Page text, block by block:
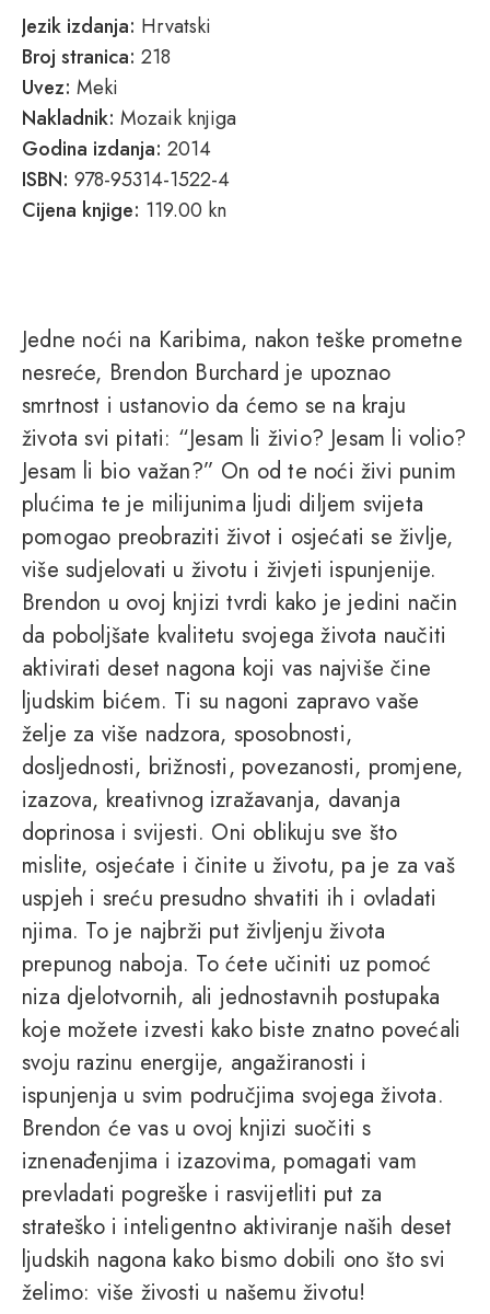
Jezik izdanja: Hrvatski
Broj stranica: 218
Uvez: Meki
Nakladnik: Mozaik knjiga
Godina izdanja: 2014
ISBN: 978-95314-1522-4
Cijena knjige: 119.00 kn
Jedne noći na Karibima, nakon teške prometne
nesreće, Brendon Burchard je upoznao
smrtnost i ustanovio da ćemo se na kraju
života svi pitati: “Jesam li živio? Jesam li volio?
Jesam li bio važan?” On od te noći živi punim
plućima te je milijunima ljudi diljem svijeta
pomogao preobraziti život i osjećati se življe,
više sudjelovati u životu i živjeti ispunjenije.
Brendon u ovoj knjizi tvrdi kako je jedini način
da poboljšate kvalitetu svojega života naučiti
aktivirati deset nagona koji vas najviše čine
ljudskim bićem. Ti su nagoni zapravo vaše
želje za više nadzora, sposobnosti,
dosljednosti, brižnosti, povezanosti, promjene,
izazova, kreativnog izražavanja, davanja
doprinosa i svijesti. Oni oblikuju sve što
mislite, osjećate i činite u životu, pa je za vaš
uspjeh i sreću presudno shvatiti ih i ovladati
njima. To je najbrži put življenju života
prepunog naboja. To ćete učiniti uz pomoć
niza djelotvornih, ali jednostavnih postupaka
koje možete izvesti kako biste znatno povećali
svoju razinu energije, angažiranosti i
ispunjenja u svim područjima svojega života.
Brendon će vas u ovoj knjizi suočiti s
iznenađenjima i izazovima, pomagati vam
prevladati pogreške i rasvijetliti put za
strateško i inteligentno aktiviranje naših deset
ljudskih nagona kako bismo dobili ono što svi
želimo: više živosti u našemu životu!